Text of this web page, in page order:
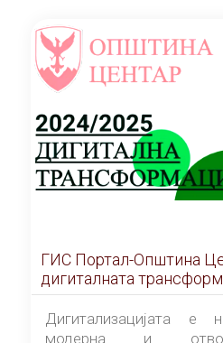
ГИС Портал-Општина
дигиталната
Дигитализацијата е
модерна и